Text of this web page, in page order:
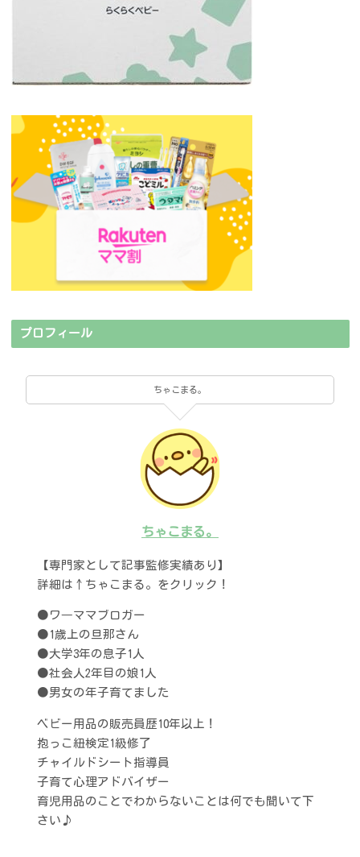
プロフィール
ちゃこまる。
ちゃこまる。
【専門家として記事監修実績あり】
詳細は↑ちゃこまる。をクリック！
●ワ―ママブロガー
●1歳上の旦那さん
●大学3年の息子1人
●社会人2年目の娘1人
●男女の年子育てました
ベビー用品の販売員歴10年以上！
抱っこ紐検定1級修了
チャイルドシート指導員
子育て心理アドバイザー
育児用品のことでわからないことは何でも聞いて下
さい♪